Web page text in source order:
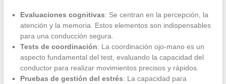
Evaluaciones cognitivas: Se centran en la percepción, la
atención y la memoria. Estos elementos son indispensables
para una conducción segura.
Tests de coordinación: La coordinación ojo-mano es un
aspecto fundamental del test, evaluando la capacidad del
conductor para realizar movimientos precisos y rápidos.
Pruebas de gestión del estrés: La capacidad para